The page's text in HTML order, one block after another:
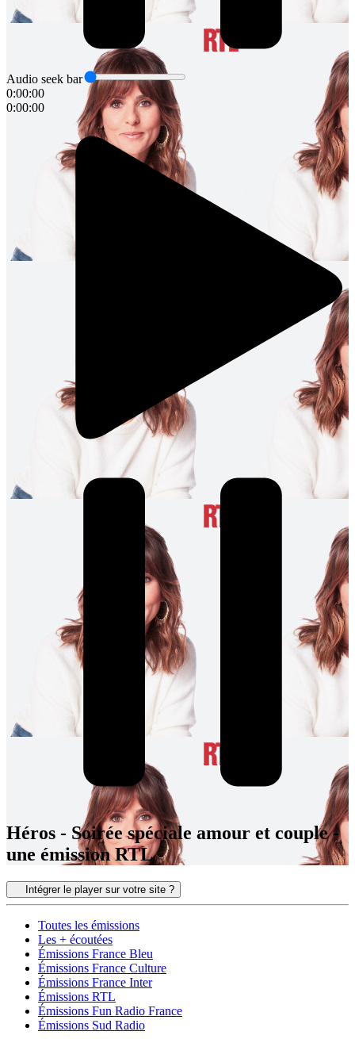
Audio seek bar
0:00:00
0:00:00
Héros - Soirée spéciale amour et couple -
une émission RTL
Intégrer le player sur votre site ?
Toutes les émissions
Les + écoutées
Émissions France Bleu
Émissions France Culture
Émissions France Inter
Émissions RTL
Émissions Fun Radio France
Émissions Sud Radio